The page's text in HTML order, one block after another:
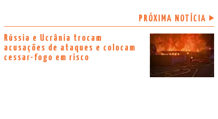
PRÓXIMA NOTÍCIA
Rússia e Ucrânia trocam
acusações de ataques e colocam
cessar-fogo em risco